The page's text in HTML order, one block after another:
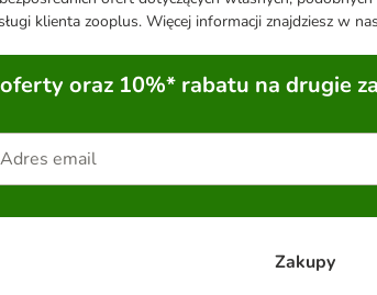
klienta zooplus. Więcej informacji znajdziesz w
oraz 10%* rabatu na drugie
Zakupy